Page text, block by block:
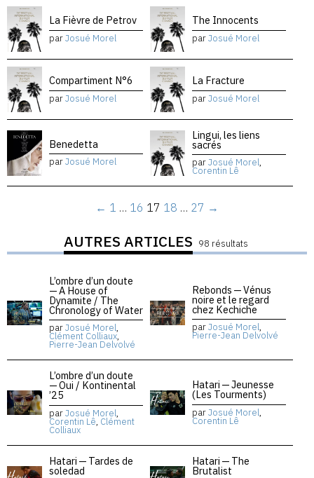
La Fièvre de Petrov
parJosué Morel
The Innocents
parJosué Morel
Compartiment N°6
parJosué Morel
La Fracture
parJosué Morel
Benedetta
parJosué Morel
Lingui, les liens
sacrés
parJosué Morel,
Corentin Lê
← 1 … 16 17 18 … 27 →
AUTRES ARTICLES 98 résultats
L’ombre d’un doute
— A House of
Dynamite / The
Chronology of Water
parJosué Morel,
Clément Colliaux,
Pierre-Jean Delvolvé
Rebonds — Vénus
noire et le regard
chez Kechiche
parJosué Morel,
Pierre-Jean Delvolvé
L’ombre d’un doute
— Oui / Kontinental
’25
parJosué Morel,
Corentin Lê, Clément
Colliaux
Hatari — Jeunesse
(Les Tourments)
parJosué Morel,
Corentin Lê
Hatari — Tardes de
soledad
Hatari — The
Brutalist